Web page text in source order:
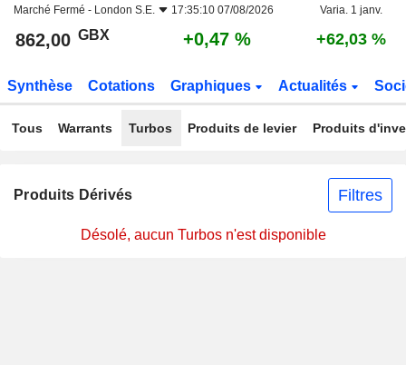
Marché Fermé - London S.E. 17:35:10 07/08/2026 Varia. 1 janv.
862,00 GBX +0,47 % +62,03 %
Synthèse Cotations Graphiques Actualités
Tous Warrants Turbos Produits de levier Produits
Produits Dérivés Filtres
Désolé, aucun Turbos n'est disponible